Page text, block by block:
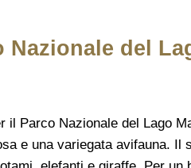
Nazionale del
il Parco Nazionale del Lago
e una variegata avifauna.